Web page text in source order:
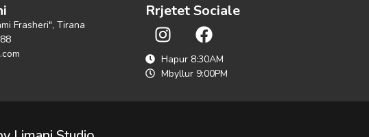
Frasheri", Tirana
Rrjetet Sociale
Hapur 8:30AM
Mbyllur 9:00PM